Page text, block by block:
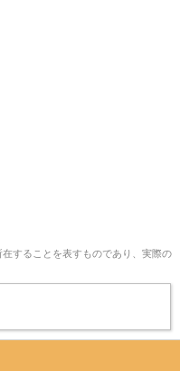
することを表すものであり、実際の